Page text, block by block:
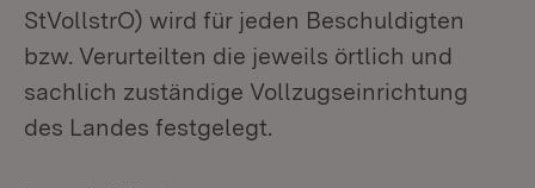
StVollstrO) wird für jeden Beschuldigten
bzw. Verurteilten die jeweils örtlich und
sachlich zuständige Vollzugseinrichtung
des Landes festgelegt.